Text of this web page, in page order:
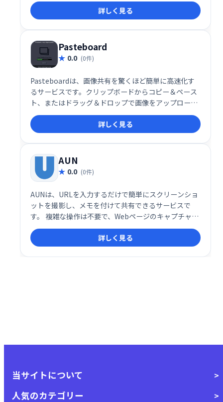
気軽に画像をアップロード・閲覧し、世界中のユーザ
ーと繋がりましょう！
詳しく見る
Pasteboard
0.0 (0件)
Pasteboardは、画像共有を驚くほど簡単に高速化す
るサービスです。クリップボードからコピー＆ペース
ト、またはドラッグ＆ドロップで画像をアップロード
するだけで、瞬時に共有できます。シンプルで直感的
な操作性が魅力です。詳しく見る
AUN
0.0 (0件)
AUNは、URLを入力するだけで簡単にスクリーンショ
ットを撮影し、メモを付けて共有できるサービスで
す。 複雑な操作は不要で、Webページのキャプチャと
メモ作成を瞬時に完了。 効率的な情報共有をサポート
します。
詳しく見る
当サイトについて
人気のカテゴリー